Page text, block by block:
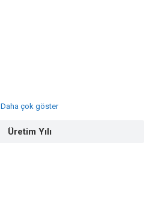
Daha çok göster
Üretim Yılı